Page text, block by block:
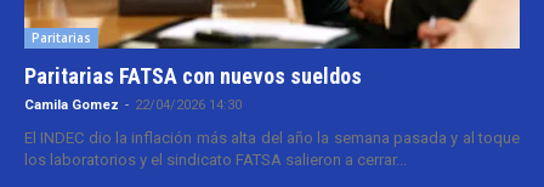
Paritarias
Paritarias FATSA con nuevos sueldos
Camila Gomez - 22/04/2026 14:30
El INDEC dio la inflación más alta del año la semana pasada y al toque
los laboratorios y el sindicato FATSA salieron a cerrar...